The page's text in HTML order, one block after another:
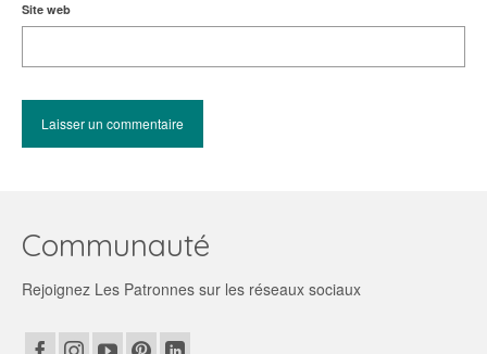
Site web
Communauté
Rejoignez Les Patronnes sur les réseaux sociaux